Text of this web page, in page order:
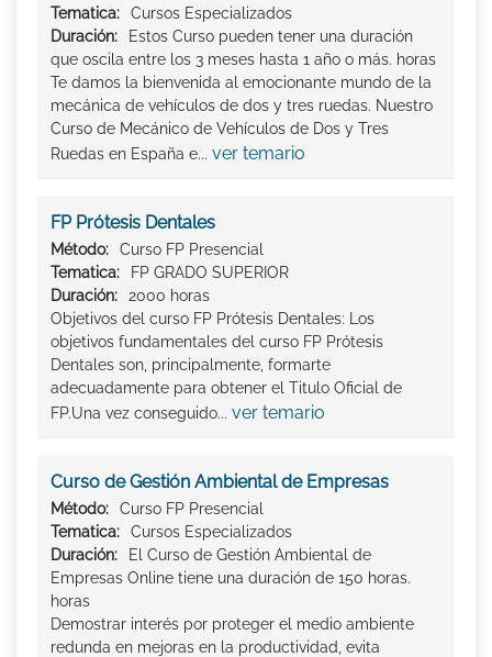
Tematica:
Cursos Especializados
Duración:
Estos Curso pueden tener una duración
que oscila entre los 3 meses hasta 1 año o más. horas
Te damos la bienvenida al emocionante mundo de la
mecánica de vehículos de dos y tres ruedas. Nuestro
Curso de Mecánico de Vehículos de Dos y Tres
Ruedas en España e... ver temario
FP Prótesis Dentales
Método:
Curso FP Presencial
Tematica:
FP GRADO SUPERIOR
Duración:
2000 horas
Objetivos del curso FP Prótesis Dentales: Los
objetivos fundamentales del curso FP Prótesis
Dentales son, principalmente, formarte
adecuadamente para obtener el Titulo Oficial de
FP.Una vez conseguido... ver temario
Curso de Gestión Ambiental de Empresas
Método:
Curso FP Presencial
Tematica:
Cursos Especializados
Duración:
El Curso de Gestión Ambiental de
Empresas Online tiene una duración de 150 horas.
horas
Demostrar interés por proteger el medio ambiente
redunda en mejoras en la productividad, evita